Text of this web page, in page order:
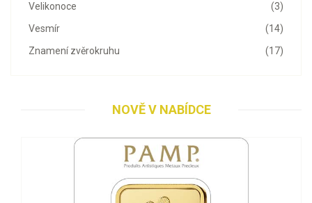
(3)
Velikonoce
(14)
Vesmír
(17)
Znamení zvěrokruhu
NOVĚ V NABÍDCE